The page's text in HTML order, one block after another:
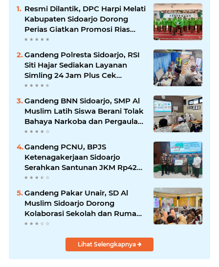
Resmi Dilantik, DPC Harpi Melati
Kabupaten Sidoarjo Dorong
Perias Giatkan Promosi Rias
Penganten Putri Jenggolo.
Gandeng Polresta Sidoarjo, RSI
Siti Hajar Sediakan Layanan
Simling 24 Jam Plus Cek
Kesehatan Gratis.
Gandeng BNN Sidoarjo, SMP Al
Muslim Latih Siswa Berani Tolak
Bahaya Narkoba dan Pergaulan
Bebas.
Gandeng PCNU, BPJS
Ketenagakerjaan Sidoarjo
Serahkan Santunan JKM Rp42
Juta Kepada Ahli Waris
Penyuluh Agama di RSI Siti
Hajar.
Gandeng Pakar Unair, SD Al
Muslim Sidoarjo Dorong
Kolaborasi Sekolah dan Rumah
Demi Tumbuh Kembang Anak.
Lihat Selengkapnya